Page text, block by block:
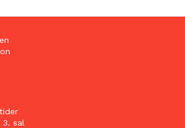
3. sal